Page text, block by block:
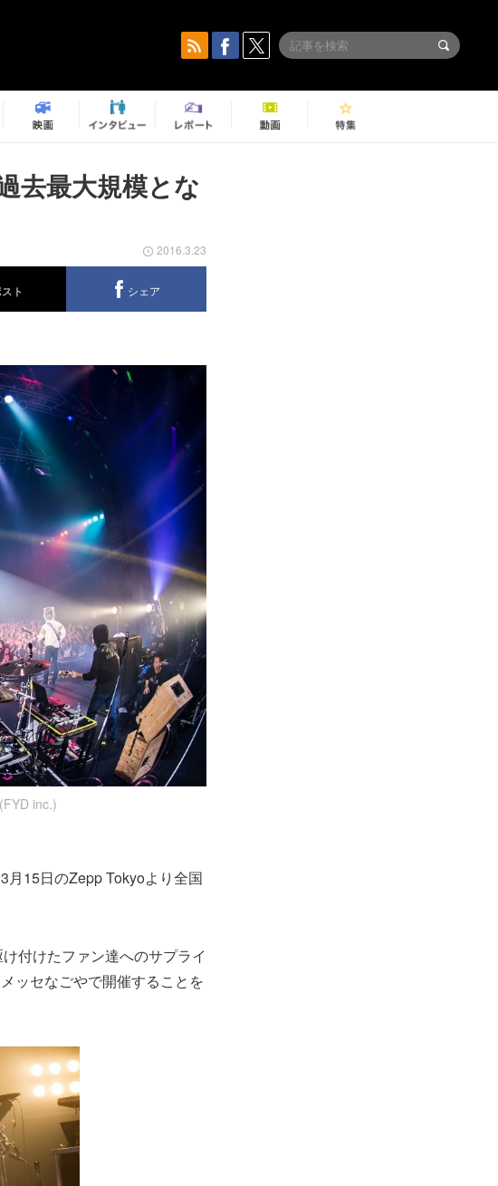
去最大規模とな
2016.3.23
ト シェア
inc.)
月15日のZepp Tokyoより全国
付けたファン達へのサプライ
ッセなごやで開催することを